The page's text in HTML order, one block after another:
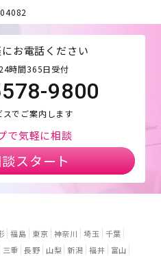
お電話ください
時間365日受付
9800
スでご案内します
で気軽に相談
スタート
福島 東京 神奈川 埼玉
千葉
三重 長野 山梨 新潟 福井
富山